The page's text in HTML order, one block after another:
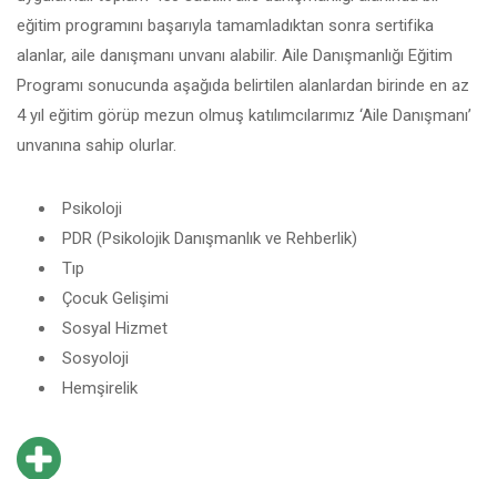
eğitim programını başarıyla tamamladıktan sonra sertifika
alanlar, aile danışmanı unvanı alabilir. Aile Danışmanlığı Eğitim
Programı sonucunda aşağıda belirtilen alanlardan birinde en az
4 yıl eğitim görüp mezun olmuş katılımcılarımız ‘Aile Danışmanı’
unvanına sahip olurlar.
Psikoloji
PDR (Psikolojik Danışmanlık ve Rehberlik)
Tıp
Çocuk Gelişimi
Sosyal Hizmet
Sosyoloji
Hemşirelik